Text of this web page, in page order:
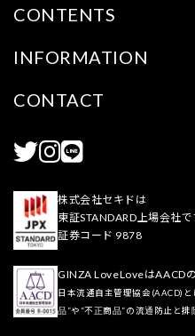
CONTENTS
INFORMATION
CONTACT
株式会社セキドは
東証STANDARD上場会社で
証券コード 9878
GINZA LoveLoveはAACD
日本流通自主管理協会(AACD)
品”や“不正商品”の流通防止と排